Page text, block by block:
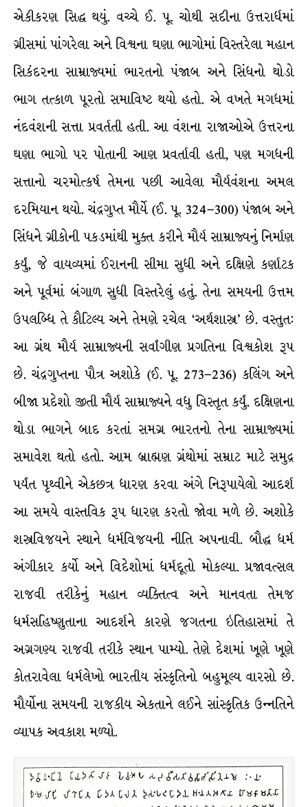
એકીકરણ સિદ્ધ થયું. વચ્ચે ઈ. પૂ. ચોથી સદીના ઉત્તરાર્ધમાં
ગ્રીસમાં પાંગરેલા અને વિશ્વના ઘણા ભાગોમાં વિસ્તરેલા મહાન
સિકંદરના સામ્રાજ્યમાં ભારતનો પંજાબ અને સિંધનો થોડો
ભાગ તત્કાળ પૂરતો સમાવિષ્ટ થયો હતો. એ વખતે મગધમાં
નંદવંશની સત્તા પ્રવર્તતી હતી. આ વંશના રાજાઓએ ઉત્તરના
ઘણા ભાગો પર પોતાની આણ પ્રવર્તાવી હતી, પણ મગધની
સત્તાનો ચરમોત્કર્ષ તેમના પછી આવેલા મૌર્યવંશના અમલ
દરમિયાન થયો. ચંદ્રગુપ્ત મૌર્યે (ઈ. પૂ. 324–300) પંજાબ અને
સિંધને ગ્રીકોની પકડમાંથી મુક્ત કરીને મૌર્ય સામ્રાજ્યનું નિર્માણ
કર્યું, જે વાયવ્યમાં ઈરાનની સીમા સુધી અને દક્ષિણે કર્ણાટક
અને પૂર્વમાં બંગાળ સુધી વિસ્તરેલું હતું. તેના સમયની ઉત્તમ
ઉપલબ્ધિ તે કૌટિલ્ય અને તેમણે રચેલ ‘અર્થશાસ્ત્ર’ છે. વસ્તુત:
આ ગ્રંથ મૌર્ય સામ્રાજ્યની સર્વાંગીણ પ્રગતિના વિશ્વકોશ રૂપ
છે. ચંદ્રગુપ્તના પૌત્ર અશોકે (ઈ. પૂ. 273–236) કલિંગ અને
બીજા પ્રદેશો જીતી મૌર્ય સામ્રાજ્યને વધુ વિસ્તૃત કર્યું. દક્ષિણના
થોડા ભાગને બાદ કરતાં સમગ્ર ભારતનો તેના સામ્રાજ્યમાં
સમાવેશ થતો હતો. આમ બ્રાહ્મણ ગ્રંથોમાં સમ્રાટ માટે સમુદ્ર
પર્યંત પૃથ્વીને એકછત્ર ધારણ કરવા અંગે નિરૂપાયેલો આદર્શ
આ સમયે વાસ્તવિક રૂપ ધારણ કરતો જોવા મળે છે. અશોકે
શસ્ત્રવિજયને સ્થાને ધર્મવિજયની નીતિ અપનાવી. બૌદ્ધ ધર્મ
અંગીકાર કર્યો અને વિદેશોમાં ધર્મદૂતો મોકલ્યા. પ્રજાવત્સલ
રાજવી તરીકેનું મહાન વ્યક્તિત્વ અને માનવતા તેમજ
ધર્મસહિષ્ણુતાના આદર્શને કારણે જગતના ઇતિહાસમાં તે
અગ્રગણ્ય રાજવી તરીકે સ્થાન પામ્યો. તેણે દેશમાં ખૂણે ખૂણે
કોતરાવેલા ધર્મલેખો ભારતીય સંસ્કૃતિનો બહુમૂલ્ય વારસો છે.
મૌર્યોના સમયની રાજકીય એકતાને લઈને સાંસ્કૃતિક ઉન્નતિને
વ્યાપક અવકાશ મળ્યો.